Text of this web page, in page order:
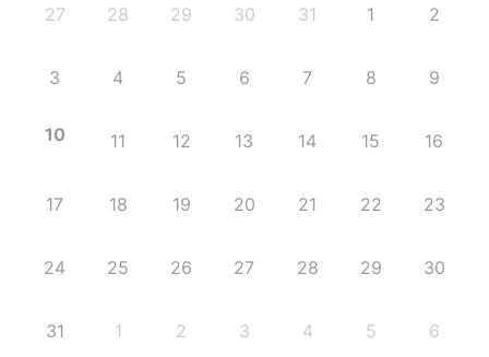
27 28 29 30 31 1 2
3 4 5 6 7 8 9
10 11 12 13 14 15 16
17 18 19 20 21 22 23
24 25 26 27 28 29 30
31 1 2 3 4 5 6